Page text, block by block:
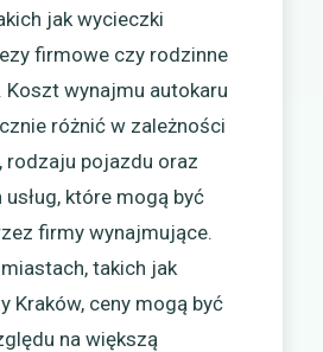
jak wycieczki
firmowe czy rodzinne
wynajmu autokaru
różnić w zależności
rodzaju pojazdu oraz
które mogą być
firmy wynajmujące.
takich jak
Kraków, ceny mogą być
na większą